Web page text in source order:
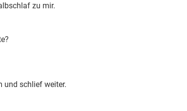
zu mir.
und schlief weiter.